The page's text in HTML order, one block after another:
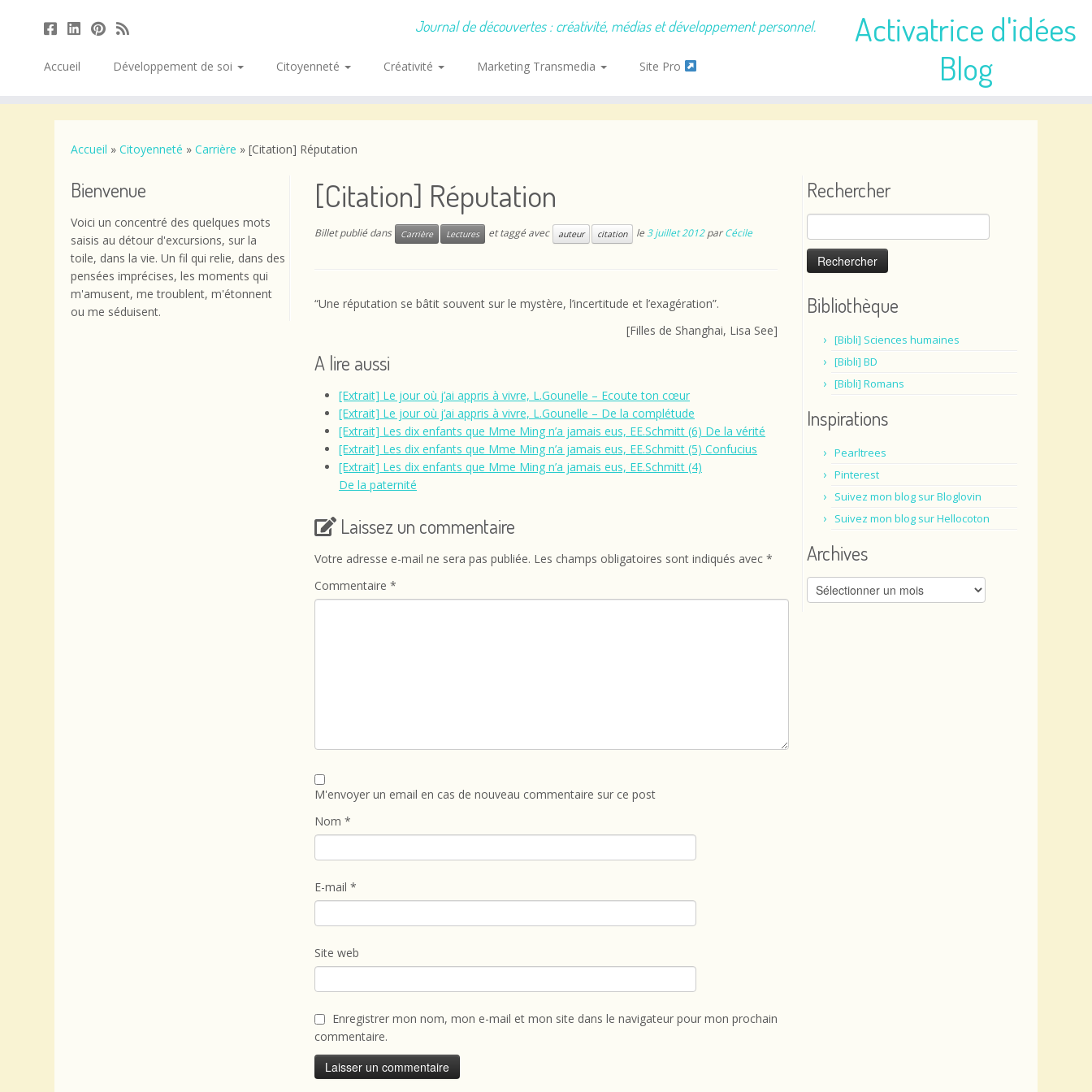
Activatrice d'idées
Blog
Journal de découvertes : créativité, médias et développement personnel.
Accueil Développement de soi Citoyenneté Créativité Marketing Transmedia Site Pro
Accueil » Citoyenneté » Carrière » [Citation] Réputation
Bienvenue
Voici un concentré des quelques mots
saisis au détour d'excursions, sur la
toile, dans la vie. Un fil qui relie, dans des
pensées imprécises, les moments qui
m'amusent, me troublent, m'étonnent
ou me séduisent.
[Citation] Réputation
Billet publié dans Carrière Lectures et taggé avec auteur citation le3 juillet 2012 parCécile
“Une réputation se bâtit souvent sur le mystère, l’incertitude et l’exagération”.
[Filles de Shanghai, Lisa See]
A lire aussi
[Extrait] Le jour où j’ai appris à vivre, L.Gounelle – Ecoute ton cœur
[Extrait] Le jour où j’ai appris à vivre, L.Gounelle – De la complétude
[Extrait] Les dix enfants que Mme Ming n’a jamais eus, EE.Schmitt (6) De la vérité
[Extrait] Les dix enfants que Mme Ming n’a jamais eus, EE.Schmitt (5) Confucius
[Extrait] Les dix enfants que Mme Ming n’a jamais eus, EE.Schmitt (4)
De la paternité
Laissez un commentaire
Votre adresse e-mail ne sera pas publiée. Les champs obligatoires sont indiqués avec *
Commentaire *
M'envoyer un email en cas de nouveau commentaire sur ce post
Nom *
E-mail *
Site web
Enregistrer mon nom, mon e-mail et mon site dans le navigateur pour mon prochain
commentaire.
Rechercher
Rechercher :
Bibliothèque
[Bibli] Sciences humaines
[Bibli] BD
[Bibli] Romans
Inspirations
Pearltrees
Pinterest
Suivez mon blog sur Bloglovin
Suivez mon blog sur Hellocoton
Archives
Archives